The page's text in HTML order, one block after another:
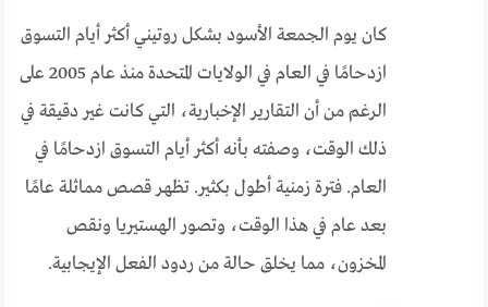
كان يوم الجمعة الأسود بشكل روتيني أكثر أيام التسوق
ازدحامًا في العام في الولايات المتحدة منذ عام 2005 على
الرغم من أن التقارير الإخبارية، التي كانت غير دقيقة في
ذلك الوقت، وصفته بأنه أكثر أيام التسوق ازدحامًا في
العام. فترة زمنية أطول بكثير. تظهر قصص مماثلة عامًا
بعد عام في هذا الوقت، وتصور الهستيريا ونقص
المخزون، مما يخلق حالة من ردود الفعل الإيجابية.